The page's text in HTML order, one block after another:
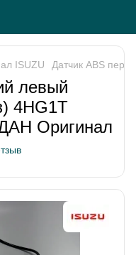
ISUZU Датчик АВS
левый
4HG1T
Оригинал